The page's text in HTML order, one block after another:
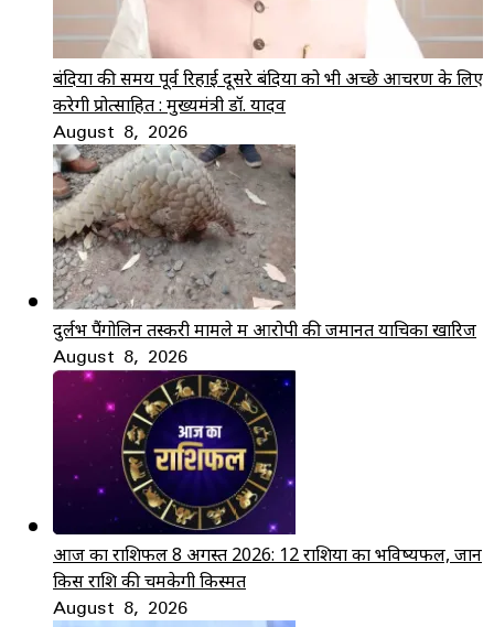
बंदियों की समय पूर्व रिहाई दूसरे बंदियों को भी अच्छे आचरण के लिए
करेगी प्रोत्साहित : मुख्यमंत्री डॉ. यादव
August 8, 2026
दुर्लभ पैंगोलिन तस्करी मामले में आरोपी की जमानत याचिका खारिज
August 8, 2026
आज का राशिफल 8 अगस्त 2026: 12 राशियों का भविष्यफल, जानें
किस राशि की चमकेगी किस्मत
August 8, 2026